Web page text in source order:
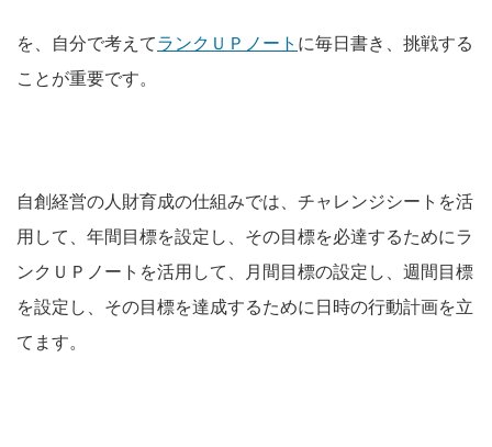
を、自分で考えてランクＵＰノート に毎日書き、挑戦する
ことが重要です。
自創経営の人財育成の仕組みでは、チャレンジシートを活
用して、年間目標を設定し、その目標を必達するためにラ
ンクＵＰノートを活用して、月間目標の設定し、週間目標
を設定し、その目標を達成するために日時の行動計画を立
てます。